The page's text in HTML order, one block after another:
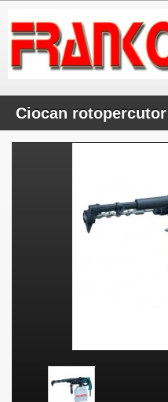
Ciocan rotopercutor